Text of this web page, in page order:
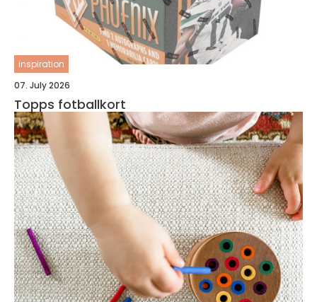
inspiration
07. July 2026
Topps fotballkort